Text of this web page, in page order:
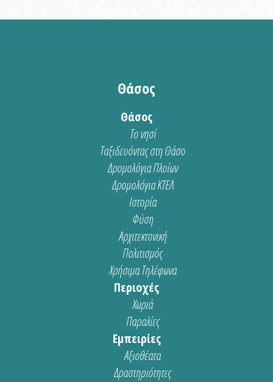
Θάσος
Θάσος
Το νησί
Ταξιδευόντας στη Θάσο
Δρομολόγια Πλοίων
Δρομολόγια ΚΤΕΛ
Ιστορία
Φύση
Αρχιτεκτονική
Πολιτισμός
Χρήσιμα Τηλέφωνα
Περιοχές
Χωριά
Παραλίες
Εμπειρίες
Αξιοθέατα
Δραστηριότητες